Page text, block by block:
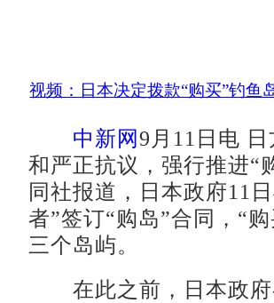
视频：日本决定拨款“购买”钓鱼
中新网 9月11日电
和严正抗议，强行推进“
同社报道，日本政府11
者”签订“购岛”合同，“
三个岛屿。
在此之前，日本政府